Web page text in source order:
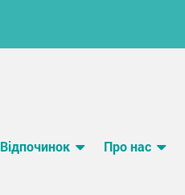
Відпочинок
Про нас